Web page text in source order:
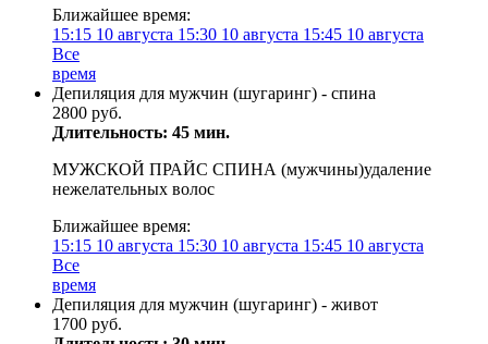
Ближайшее время:
15:15 10 августа 15:30 10 августа 15:45 10 августа
Все
время
Депиляция для мужчин (шугаринг) - спина
2800 руб.
Длительность: 45 мин.
МУЖСКОЙ ПРАЙС СПИНА (мужчины)удаление
нежелательных волос
Ближайшее время:
15:15 10 августа 15:30 10 августа 15:45 10 августа
Все
время
Депиляция для мужчин (шугаринг) - живот
1700 руб.